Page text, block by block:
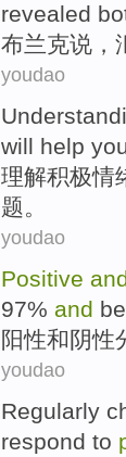
revealed
布兰克说 ，
youdao
will help
理解积极情
题。
youdao
Positive
97% and
阳性和 阴性
youdao
Regularly
respond to